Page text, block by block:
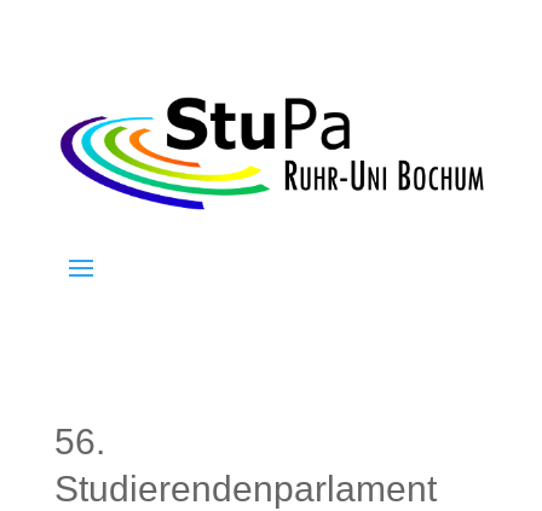
56.
Studierendenparlament